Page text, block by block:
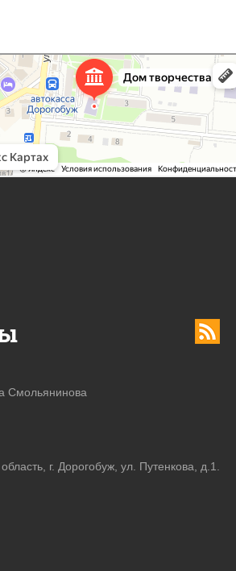
Смольянинова
г. Дорогобуж, ул. Путенкова, д.1.
творчества
в Дорогобуже